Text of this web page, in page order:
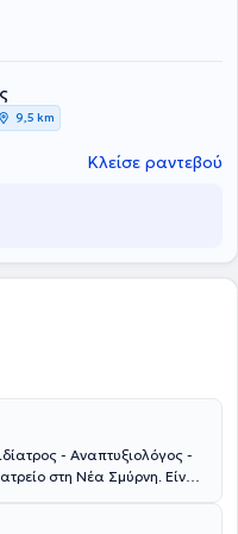
9,5 km
Κλείσε ραντεβού
- Αναπτυξιολόγος -
στη Νέα Σμύρνη. Είναι
του Πανεπιστημίου